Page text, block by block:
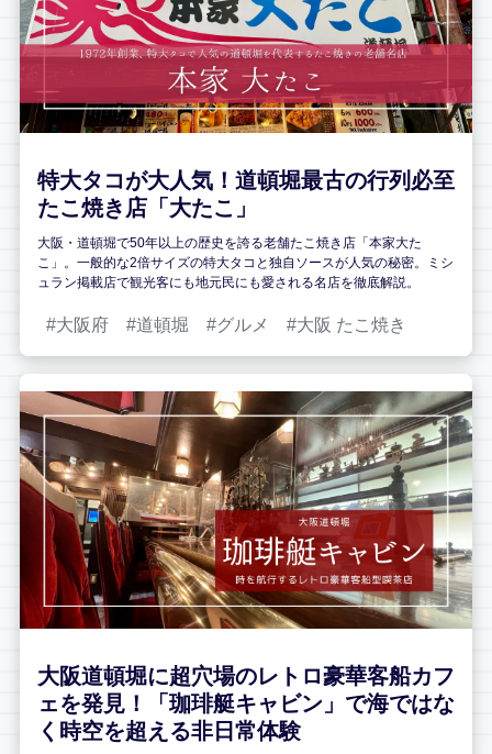
特大タコが大人気！道頓堀最古の行列必至
たこ焼き店「大たこ」
大阪・道頓堀で50年以上の歴史を誇る老舗たこ焼き店「本家大た
こ」。一般的な2倍サイズの特大タコと独自ソースが人気の秘密。ミシ
ュラン掲載店で観光客にも地元民にも愛される名店を徹底解説。
大阪府 道頓堀 グルメ 大阪 たこ焼き
大阪道頓堀に超穴場のレトロ豪華客船カフ
ェを発見！「珈琲艇キャビン」で海ではな
く時空を超える非日常体験